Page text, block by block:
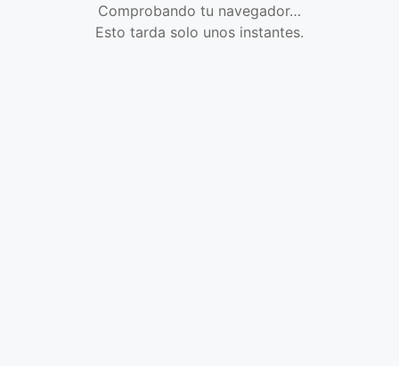
Comprobando tu navegador…
Esto tarda solo unos instantes.